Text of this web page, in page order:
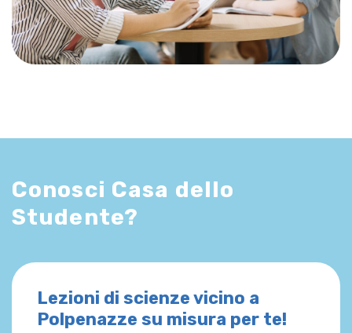
Conosci Casa dello
Studente?
Lezioni di scienze vicino a
Polpenazze su misura per te!